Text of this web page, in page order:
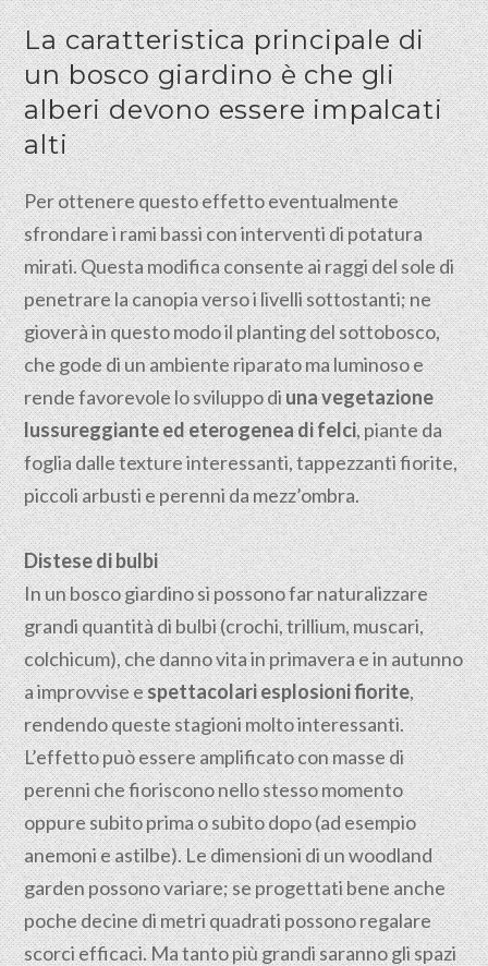
La caratteristica principale di
un bosco giardino è che gli
alberi devono essere impalcati
alti
Per ottenere questo effetto eventualmente
sfrondare i rami bassi con interventi di potatura
mirati. Questa modifica consente ai raggi del sole di
penetrare la canopia verso i livelli sottostanti; ne
gioverà in questo modo il planting del sottobosco,
che gode di un ambiente riparato ma luminoso e
rende favorevole lo sviluppo diuna vegetazione
lussureggiante ed eterogenea di felci, piante da
foglia dalle texture interessanti, tappezzanti fiorite,
piccoli arbusti e perenni da mezz’ombra.
Distese di bulbi
In un bosco giardino si possono far naturalizzare
grandi quantità di bulbi (crochi, trillium, muscari,
colchicum), che danno vita in primavera e in autunno
a improvvise espettacolari esplosioni fiorite,
rendendo queste stagioni molto interessanti.
L’effetto può essere amplificato con masse di
perenni che fioriscono nello stesso momento
oppure subito prima o subito dopo (ad esempio
anemoni e astilbe). Le dimensioni di un woodland
garden possono variare; se progettati bene anche
poche decine di metri quadrati possono regalare
scorci efficaci. Ma tanto più grandi saranno gli spazi